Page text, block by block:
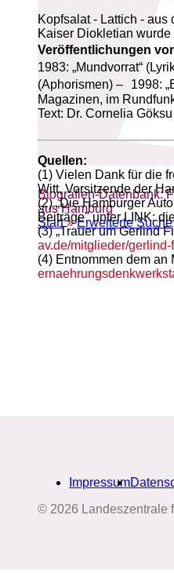
Biografien-Datenbank:
aus Hamburg
Start»Erweiterte Suche
Kopfsalat - Lattich - aus
Kaiser Diokletian
Veröffentlichungen
1983: „Mundvorrat“
(Aphorismen) – 1998:
Magazinen, im
Text: Dr. Cornelia Göksu
Quellen:
(1) Vielen Dank für die
Witt, Vorsitzende der
(2) „Die Hamburger
Beiträge" unter LINK:
(3) „Trauer um Gerlind
av.de/mitglieder/gerlind-
(4) Entnommen dem an
Impressum
© 2026 Landeszentrale